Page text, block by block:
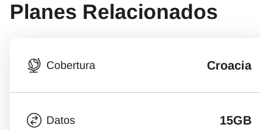
Planes Relacionados
Cobertura Croacia
Datos 15GB